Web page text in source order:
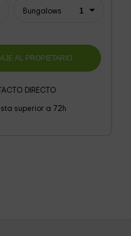
Bungalows
DIRECTO
superior a 72h